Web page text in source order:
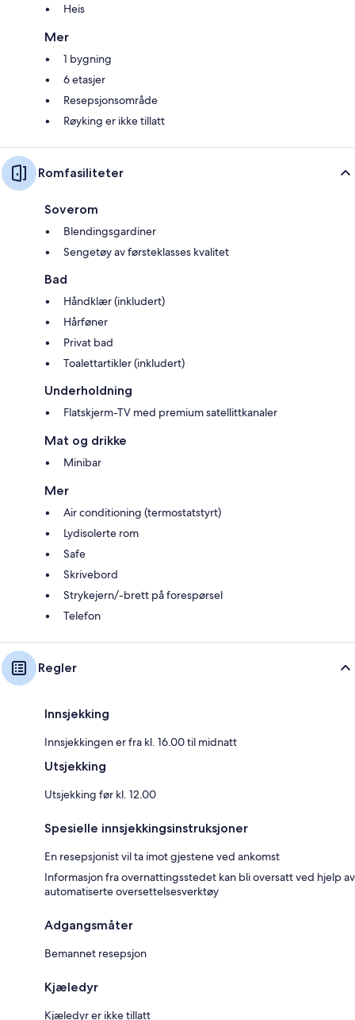
Heis
Mer
1 bygning
6 etasjer
Resepsjonsområde
Røyking er ikke tillatt
Romfasiliteter
Soverom
Blendingsgardiner
Sengetøy av førsteklasses kvalitet
Bad
Håndklær (inkludert)
Hårføner
Privat bad
Toalettartikler (inkludert)
Underholdning
Flatskjerm-TV med premium satellittkanaler
Mat og drikke
Minibar
Mer
Air conditioning (termostatstyrt)
Lydisolerte rom
Safe
Skrivebord
Strykejern/-brett på forespørsel
Telefon
Regler
Innsjekking
Innsjekkingen er fra kl. 16.00 til midnatt
Utsjekking
Utsjekking før kl. 12.00
Spesielle innsjekkingsinstruksjoner
En resepsjonist vil ta imot gjestene ved ankomst
Informasjon fra overnattingsstedet kan bli oversatt ved hjelp av
automatiserte oversettelsesverktøy
Adgangsmåter
Bemannet resepsjon
Kjæledyr
Kjæledyr er ikke tillatt